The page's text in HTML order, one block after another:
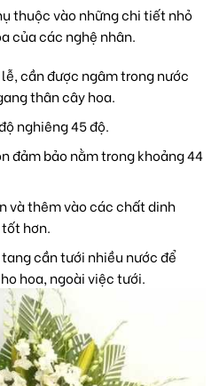
thuộc vào những chi tiết nhỏ
của các nghệ nhân.
cần được ngâm trong nước
thân cây hoa.
nghiêng 45 độ.
đảm bảo nằm trong khoảng 44
và thêm vào các chất dinh
hơn.
cần tưới nhiều nước để
hoa, ngoài việc tưới.